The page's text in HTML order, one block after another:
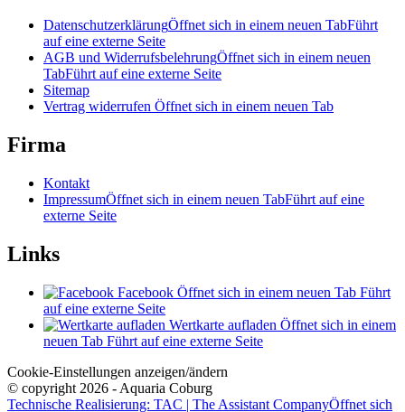
DatenschutzerklärungÖffnet sich in einem neuen TabFührt
auf eine externe Seite
AGB und WiderrufsbelehrungÖffnet sich in einem neuen
TabFührt auf eine externe Seite
Sitemap
Vertrag widerrufen Öffnet sich in einem neuen Tab
Firma
Kontakt
ImpressumÖffnet sich in einem neuen TabFührt auf eine
externe Seite
Links
Facebook Öffnet sich in einem neuen Tab Führt
auf eine externe Seite
Wertkarte aufladen Öffnet sich in einem
neuen Tab Führt auf eine externe Seite
Cookie-Einstellungen anzeigen/ändern
© copyright 2026 - Aquaria Coburg
Technische Realisierung: TAC | The Assistant CompanyÖffnet sich